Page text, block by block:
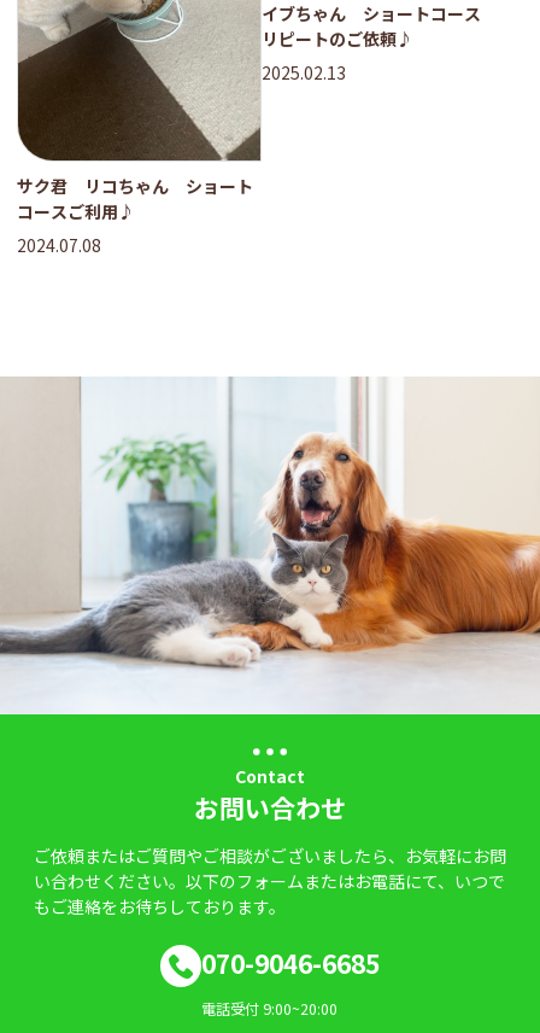
サク君 リコちゃん ショート
コースご利用♪
2024.07.08
イブちゃん ショートコース
リピートのご依頼♪
2025.02.13
Contact
お問い合わせ
ご依頼またはご質問やご相談がございましたら、お気軽にお問
い合わせください。以下のフォームまたはお電話にて、いつで
もご連絡をお待ちしております。
070-9046-6685
電話受付 9:00~20:00